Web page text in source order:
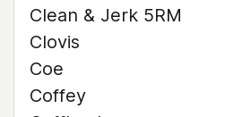
Clean & Jerk 5RM
Clovis
Coe
Coffey